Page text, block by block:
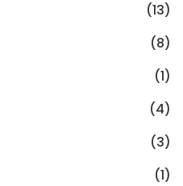
(13)
(8)
(1)
(4)
(3)
(1)